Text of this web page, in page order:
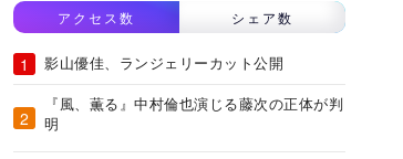
アクセス数 シェア数
影山優佳、ランジェリーカット公開
『風、薫る』中村倫也演じる藤次の正体が判
明